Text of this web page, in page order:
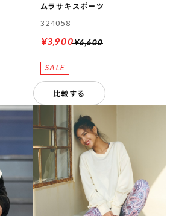
ムラサキスポーツ
324058
¥6,600
¥3,900
比較する